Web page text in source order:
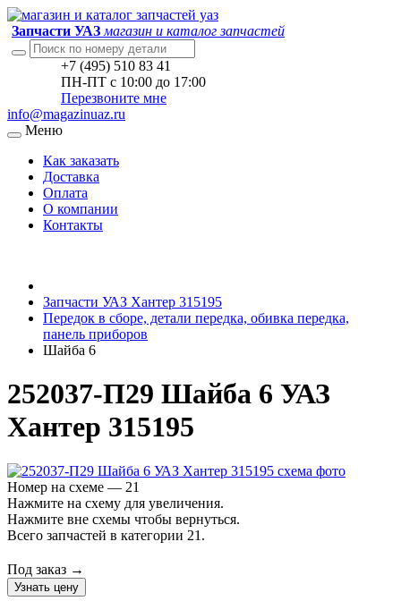
Запчасти УАЗ магазин и каталог запчастей
+7 (495) 510 83 41
ПН-ПТ с 10:00 до 17:00
Перезвоните мне
info@magazinuaz.ru
Меню
Как заказать
Доставка
Оплата
О компании
Контакты
Запчасти УАЗ Хантер 315195
Передок в сборе, детали передка, обивка передка,
панель приборов
Шайба 6
252037-П29 Шайба 6 УАЗ
Хантер 315195
Номер на схеме — 21
Нажмите на схему для увеличения.
Нажмите вне схемы чтобы вернуться.
Всего запчастей в категории 21.
Под заказ →
Узнать цену